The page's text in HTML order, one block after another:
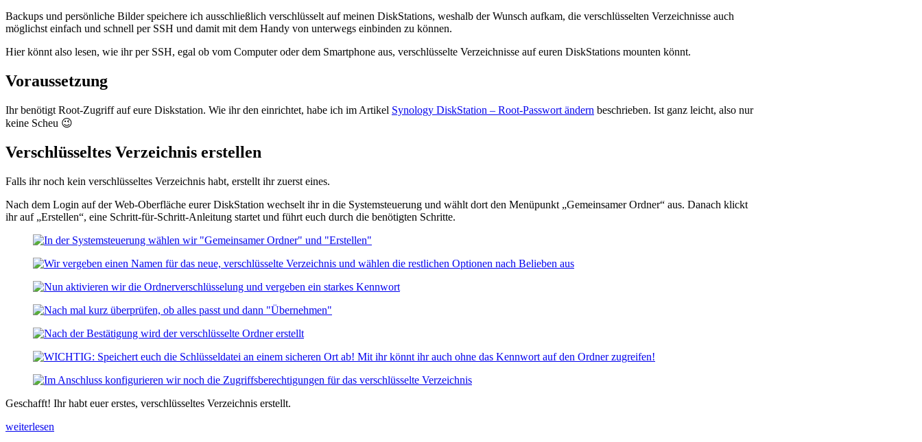
Backups und persönliche Bilder speichere ich ausschließlich verschlüsselt auf meinen DiskStations, weshalb der Wunsch aufkam, die verschlüsselten Verzeichnisse auch
möglichst einfach und schnell per SSH und damit mit dem Handy von unterwegs einbinden zu können.
Hier könnt also lesen, wie ihr per SSH, egal ob vom Computer oder dem Smartphone aus, verschlüsselte Verzeichnisse auf euren DiskStations mounten könnt.
Voraussetzung
Ihr benötigt Root-Zugriff auf eure Diskstation. Wie ihr den einrichtet, habe ich im Artikel Synology DiskStation – Root-Passwort ändern beschrieben. Ist ganz leicht, also nur
keine Scheu 😉
Verschlüsseltes Verzeichnis erstellen
Falls ihr noch kein verschlüsseltes Verzeichnis habt, erstellt ihr zuerst eines.
Nach dem Login auf der Web-Oberfläche eurer DiskStation wechselt ihr in die Systemsteuerung und wählt dort den Menüpunkt „Gemeinsamer Ordner“ aus. Danach klickt
ihr auf „Erstellen“, eine Schritt-für-Schritt-Anleitung startet und führt euch durch die benötigten Schritte.
Geschafft! Ihr habt euer erstes, verschlüsseltes Verzeichnis erstellt.
„Synology
weiterlesen